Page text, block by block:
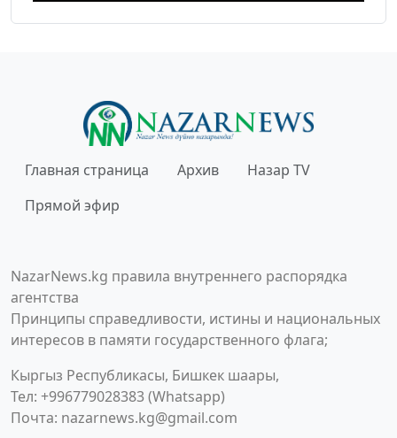
Главная страница Архив
Назар TV
Прямой эфир
NazarNews.kg правила внутреннего распорядка
агентства
Принципы справедливости, истины и национальных
интересов в памяти государственного флага;
Кыргыз Республикасы, Бишкек шаары,
Тел: +996779028383 (Whatsapp)
Почта: nazarnews.kg@gmail.com